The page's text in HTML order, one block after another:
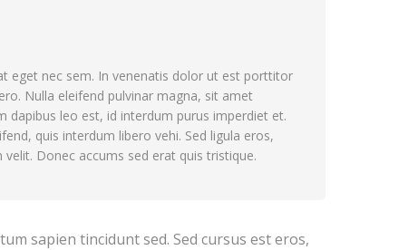
eget nec sem. In venenatis dolor ut est porttitor
Nulla eleifend pulvinar magna, sit amet
dapibus leo est, id interdum purus imperdiet et.
quis interdum libero vehi. Sed ligula eros,
Donec accums sed erat quis tristique.
sapien tincidunt sed. Sed cursus est eros,